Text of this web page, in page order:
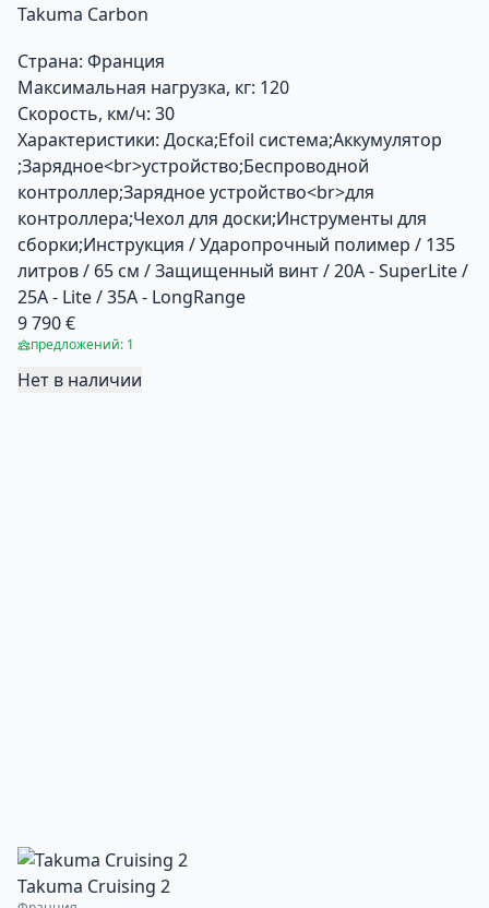
Takuma Carbon
Страна: Франция
Максимальная нагрузка, кг: 120
Скорость, км/ч: 30
Характеристики: Доска;Efoil система;Аккумулятор
;Зарядное<br>устройство;Беспроводной
контроллер;Зарядное устройство<br>для
контроллера;Чехол для доски;Инструменты для
сборки;Инструкция / Ударопрочный полимер / 135
литров / 65 см / Защищенный винт / 20A - SuperLite /
25A - Lite / 35A - LongRange
9 790 €
предложений: 1
Нет в наличии
Takuma Cruising 2